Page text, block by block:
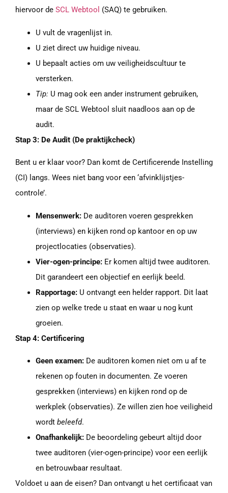
hiervoor de SCL Webtool (SAQ) te gebruiken.
U vult de vragenlijst in.
U ziet direct uw huidige niveau.
U bepaalt acties om uw veiligheidscultuur te
versterken.
Tip: U mag ook een ander instrument gebruiken,
maar de SCL Webtool sluit naadloos aan op de
audit.
Stap 3: De Audit (De praktijkcheck)
Bent u er klaar voor? Dan komt de Certificerende Instelling
(CI) langs. Wees niet bang voor een ‘afvinklijstjes-
controle’.
Mensenwerk: De auditoren voeren gesprekken
(interviews) en kijken rond op kantoor en op uw
projectlocaties (observaties).
Vier-ogen-principe: Er komen altijd twee auditoren.
Dit garandeert een objectief en eerlijk beeld.
Rapportage: U ontvangt een helder rapport. Dit laat
zien op welke trede u staat en waar u nog kunt
groeien.
Stap 4: Certificering
Geen examen: De auditoren komen niet om u af te
rekenen op fouten in documenten. Ze voeren
gesprekken (interviews) en kijken rond op de
werkplek (observaties). Ze willen zien hoe veiligheid
wordt beleefd.
Onafhankelijk: De beoordeling gebeurt altijd door
twee auditoren (vier-ogen-principe) voor een eerlijk
en betrouwbaar resultaat.
Voldoet u aan de eisen? Dan ontvangt u het certificaat van